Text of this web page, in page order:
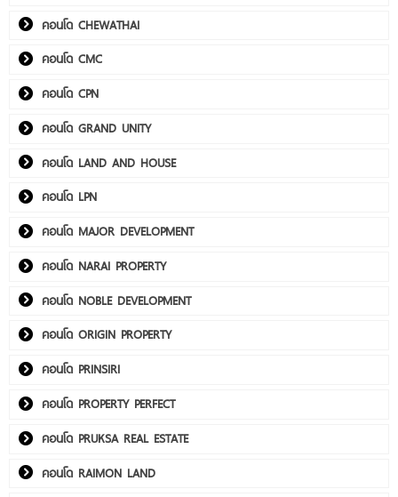
คอนโด CHEWATHAI
คอนโด CMC
คอนโด CPN
คอนโด GRAND UNITY
คอนโด LAND AND HOUSE
คอนโด LPN
คอนโด MAJOR DEVELOPMENT
คอนโด NARAI PROPERTY
คอนโด NOBLE DEVELOPMENT
คอนโด ORIGIN PROPERTY
คอนโด PRINSIRI
คอนโด PROPERTY PERFECT
คอนโด PRUKSA REAL ESTATE
คอนโด RAIMON LAND